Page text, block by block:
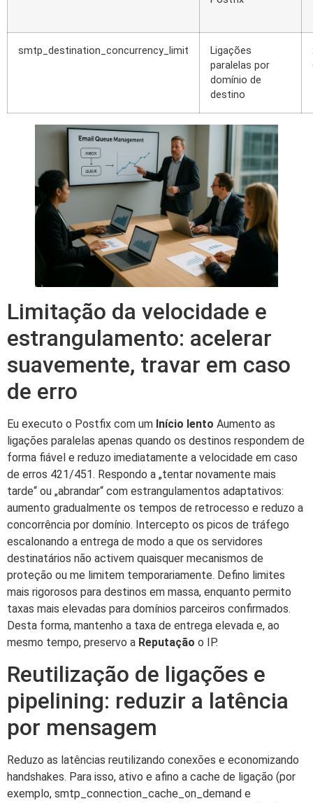
smtp_destination_concurrency_limit
Ligações
paralelas por
domínio de
destino
Limitação da velocidade e
estrangulamento: acelerar
suavemente, travar em caso
de erro
Eu executo o Postfix com um Início lento Aumento as
ligações paralelas apenas quando os destinos respondem de
forma fiável e reduzo imediatamente a velocidade em caso
de erros 421/451. Respondo a „tentar novamente mais
tarde“ ou „abrandar“ com estrangulamentos adaptativos:
aumento gradualmente os tempos de retrocesso e reduzo a
concorrência por domínio. Intercepto os picos de tráfego
escalonando a entrega de modo a que os servidores
destinatários não activem quaisquer mecanismos de
proteção ou me limitem temporariamente. Defino limites
mais rigorosos para destinos em massa, enquanto permito
taxas mais elevadas para domínios parceiros confirmados.
Desta forma, mantenho a taxa de entrega elevada e, ao
mesmo tempo, preservo a Reputação o IP.
Reutilização de ligações e
pipelining: reduzir a latência
por mensagem
Reduzo as latências reutilizando conexões e economizando
handshakes. Para isso, ativo e afino a cache de ligação (por
exemplo, smtp_connection_cache_on_demand e